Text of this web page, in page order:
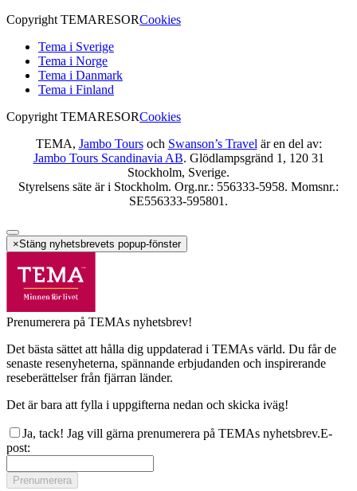
Copyright TEMARESORCookies
Tema i Sverige
Tema i Norge
Tema i Danmark
Tema i Finland
Copyright TEMARESORCookies
TEMA, Jambo Toursoch Swanson’s Travel är en del av:
Jambo Tours Scandinavia AB. Glödlampsgränd 1, 120 31
Stockholm, Sverige.
Styrelsens säte är i Stockholm. Org.nr.: 556333-5958. Momsnr.:
SE556333-595801.
×Stäng nyhetsbrevets popup-fönster
Prenumerera på TEMAs nyhetsbrev!
Det bästa sättet att hålla dig uppdaterad i TEMAs värld. Du får de
senaste resenyheterna, spännande erbjudanden och inspirerande
reseberättelser från fjärran länder.
Det är bara att fylla i uppgifterna nedan och skicka iväg!
Ja, tack! Jag vill gärna prenumerera på TEMAs nyhetsbrev.E-
post:
Prenumerera